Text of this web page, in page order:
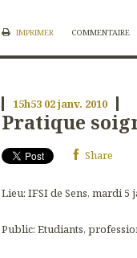
IMPRIMER COMMENTAIRE
15h53 02janv. 2010
Pratique
Share
Lieu: IFSI de Sens, mardi 5
Public: Etudiants,